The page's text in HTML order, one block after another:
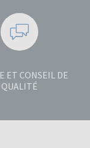
ET CONSEIL DE
QUALITÉ